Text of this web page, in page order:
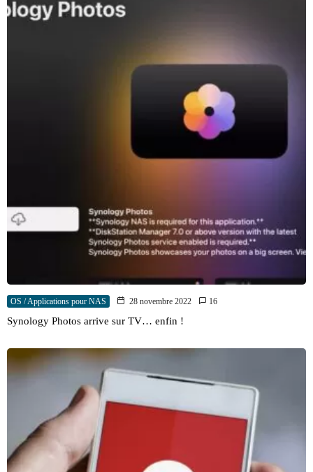
OS / Applications pour NAS 28 novembre 2022 16
Synology Photos arrive sur TV… enfin !